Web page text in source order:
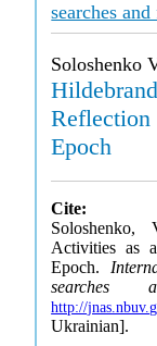
searches
Soloshenko
Epoch
Cite:
Activities as
Epoch.
searches
http://
Ukrainian].